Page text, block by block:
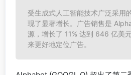
受生成式人工智能技术广泛采用
现了显著增长。广告销售是
源，增长了 11% 达到 646 亿美
来更好地定位广告。